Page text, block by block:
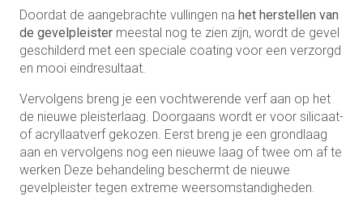
Doordat de aangebrachte vullingen na het herstellen van
de gevelpleister meestal nog te zien zijn, wordt de gevel
geschilderd met een speciale coating voor een verzorgd
en mooi eindresultaat.
Vervolgens breng je een vochtwerende verf aan op het
de nieuwe pleisterlaag. Doorgaans wordt er voor silicaat-
of acryllaatverf gekozen. Eerst breng je een grondlaag
aan en vervolgens nog een nieuwe laag of twee om af te
werken Deze behandeling beschermt de nieuwe
gevelpleister tegen extreme weersomstandigheden.